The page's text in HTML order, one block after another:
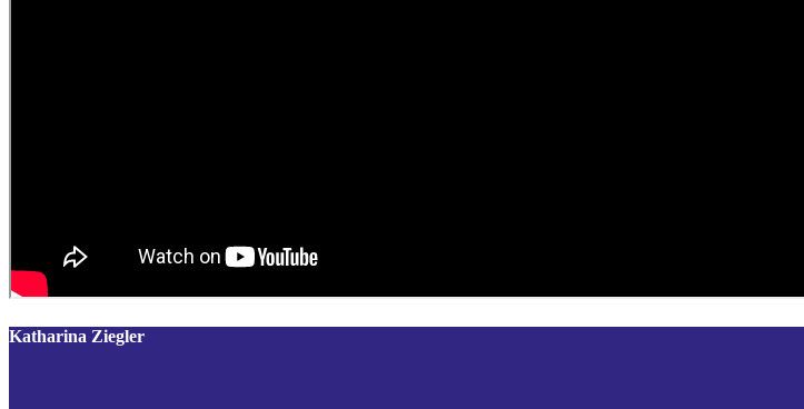
Katharina Ziegler